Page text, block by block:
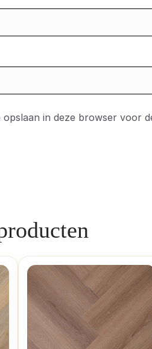
opslaan in deze browser voor